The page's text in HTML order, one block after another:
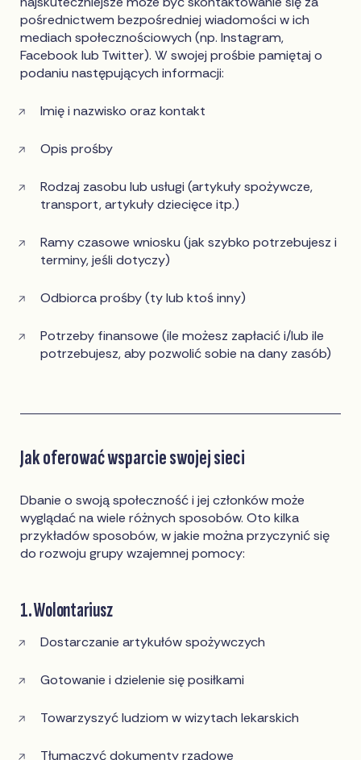
pośrednictwem bezpośredniej wiadomości w ich
mediach społecznościowych (np. Instagram,
Facebook lub Twitter). W swojej prośbie pamiętaj o
podaniu następujących informacji:
Imię i nazwisko oraz kontakt
Opis prośby
Rodzaj zasobu lub usługi (artykuły spożywcze,
transport, artykuły dziecięce itp.)
Ramy czasowe wniosku (jak szybko potrzebujesz i
terminy, jeśli dotyczy)
Odbiorca prośby (ty lub ktoś inny)
Potrzeby finansowe (ile możesz zapłacić i/lub ile
potrzebujesz, aby pozwolić sobie na dany zasób)
Jak oferować wsparcie swojej sieci
Dbanie o swoją społeczność i jej członków może
wyglądać na wiele różnych sposobów. Oto kilka
przykładów sposobów, w jakie można przyczynić się
do rozwoju grupy wzajemnej pomocy:
1. Wolontariusz
Dostarczanie artykułów spożywczych
Gotowanie i dzielenie się posiłkami
Towarzyszyć ludziom w wizytach lekarskich
Tłumaczyć dokumenty rządowe